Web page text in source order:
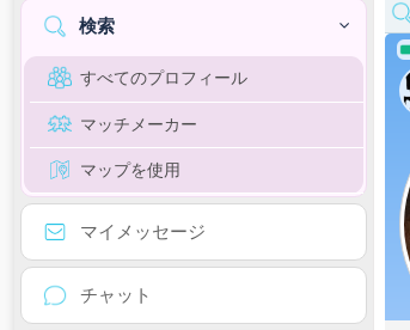
検索
すべてのプロフィール
マッチメーカー
マップを使用
マイメッセージ
チャット